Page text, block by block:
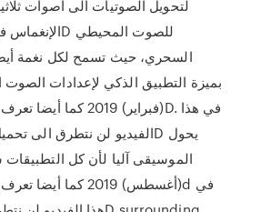
لتحويل الصوتيات الى أصوات
ﺍﻟﺴﺤﺮﻱ، ﺣﻴﺚ تسمح ﻟﻜﻞ ﻧﻐﻤﺔ